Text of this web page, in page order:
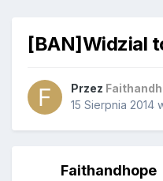
[BAN]Widzial
Przez
15 Sierpnia 2014
Faithandhope